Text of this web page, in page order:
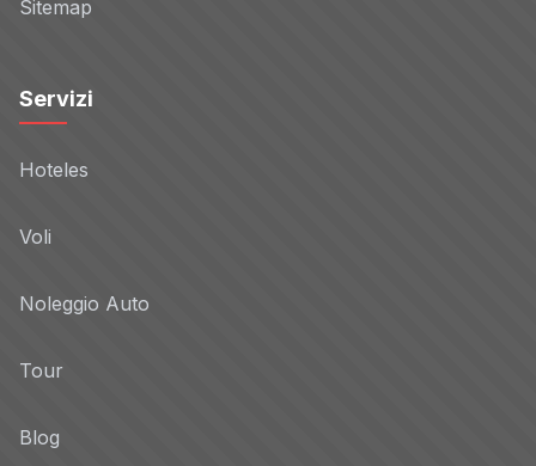
Sitemap
Servizi
Hoteles
Voli
Noleggio Auto
Tour
Blog